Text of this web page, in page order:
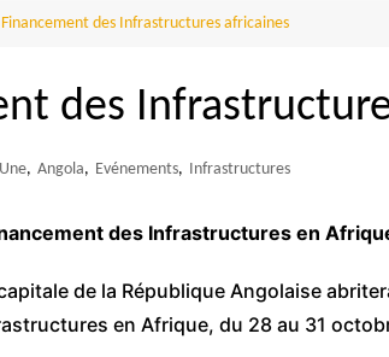
Transport routier
Algérie
Bénin
Bostwana
Centrafrique
Financement des Infrastructures africaines
des
, Angola, Evénements, Infrastructures
des Infrastructures en
de la République Angolaise
en Afrique, du 28 au 31